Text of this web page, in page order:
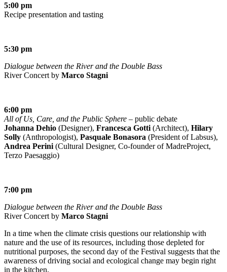
5:00 pm
Recipe presentation and tasting
5:30 pm
Dialogue between the River and the Double Bass
River Concert by Marco Stagni
6:00 pm
All of Us, Care, and the Public Sphere – public debate
Johanna Dehio (Designer), Francesca Gotti (Architect), Hilary
Solly (Anthropologist), Pasquale Bonasora (President of Labsus),
Andrea Perini (Cultural Designer, Co-founder of MadreProject,
Terzo Paesaggio)
7:00 pm
Dialogue between the River and the Double Bass
River Concert by Marco Stagni
In a time when the climate crisis questions our relationship with
nature and the use of its resources, including those depleted for
nutritional purposes, the second day of the Festival suggests that the
awareness of driving social and ecological change may begin right
in the kitchen.